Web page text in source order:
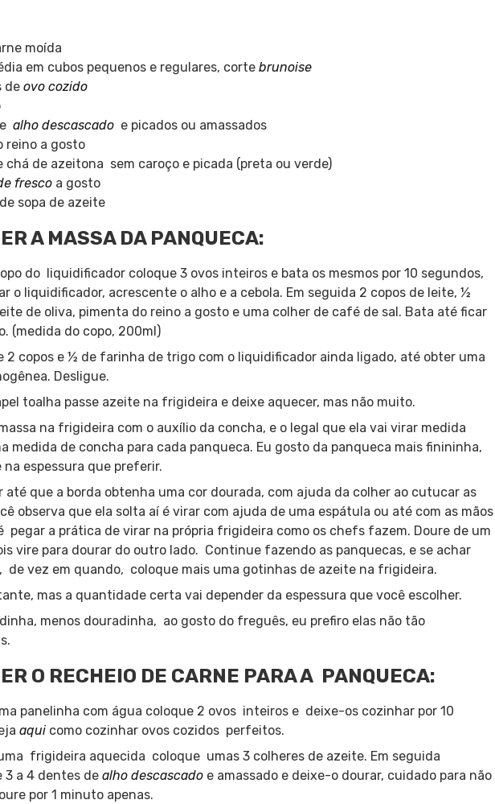
moída
em cubos pequenos e regulares, cortebrunoise
deovo cozido
alho descascado e picados ou amassados
reino a gosto
chá de azeitona sem caroço e picada (preta ou verde)
fresco a gosto
sopa de azeite
A MASSA DA PANQUECA:
do liquidificador coloque 3 ovos inteiros e bata os mesmos por 10 segundos,
o liquidificador, acrescente o alho e a cebola. Em seguida 2 copos de leite, ½
de oliva, pimenta do reino a gosto e uma colher de café de sal. Bata até ficar
(medida do copo, 200ml)
2 copos e ½ de farinha de trigo com o liquidificador ainda ligado, até obter uma
Desligue.
toalha passe azeite na frigideira e deixe aquecer, mas não muito.
na frigideira com o auxílio da concha, e o legal que ela vai virar medida
medida de concha para cada panqueca. Eu gosto da panqueca mais finininha,
na espessura que preferir.
até que a borda obtenha uma cor dourada, com ajuda da colher ao cutucar as
observa que ela solta aí é virar com ajuda de uma espátula ou até com as mãos
pegar a prática de virar na própria frigideira como os chefs fazem. Doure de um
vire para dourar do outro lado. Continue fazendo as panquecas, e se achar
de vez em quando, coloque mais uma gotinhas de azeite na frigideira.
mas a quantidade certa vai depender da espessura que você escolher.
menos douradinha, ao gosto do freguês, eu prefiro elas não tão
O RECHEIO DE CARNE PARA A PANQUECA:
panelinha com água coloque 2 ovos inteiros e deixe-os cozinhar por 10
aqui como cozinhar ovos cozidos perfeitos.
frigideira aquecida coloque umas 3 colheres de azeite. Em seguida
3 a 4 dentes dealho descascado e amassado e deixe-o dourar, cuidado para não
por 1 minuto apenas.